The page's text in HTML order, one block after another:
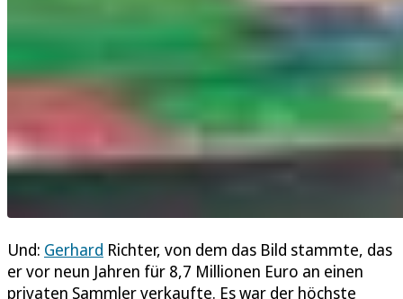
Und: Gerhard Richter, von dem das Bild stammte, das
er vor neun Jahren für 8,7 Millionen Euro an einen
privaten Sammler verkaufte. Es war der höchste